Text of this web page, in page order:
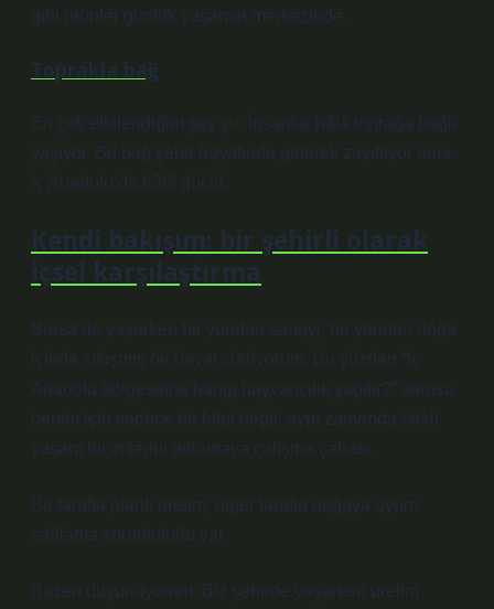
gibi ürünler günlük yaşamın merkezinde.
Toprakla bağ
En çok etkilendiğim şey şu: İnsanlar hâlâ toprağa bağlı
yaşıyor. Bu bağ şehir hayatında giderek zayıflıyor ama
İç Anadolu’da hâlâ güçlü.
Kendi bakışım: bir şehirli olarak
içsel karşılaştırma
Bursa’da yaşarken bir yandan sanayi, bir yandan doğa
içinde sıkışmış bir hayat sürüyorum. Bu yüzden “İç
Anadolu bölgesinde hangi hayvancılık yapılır?” sorusu
benim için sadece bir bilgi değil, aynı zamanda farklı
yaşam biçimlerini anlamaya çalışma çabası.
Bir tarafta planlı üretim, diğer tarafta doğaya uyum
sağlama zorunluluğu var.
Bazen düşünüyorum: Biz şehirde yaşarken üretim